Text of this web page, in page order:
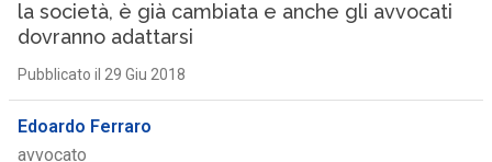
la società, è già cambiata e anche gli avvocati
dovranno adattarsi
Pubblicato il 29 Giu 2018
Edoardo Ferraro
avvocato